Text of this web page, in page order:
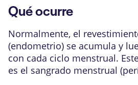
Qué ocurre
Normalmente, el
(endometrio) se acumula y
con cada ciclo menstrual.
es el sangrado menstrual